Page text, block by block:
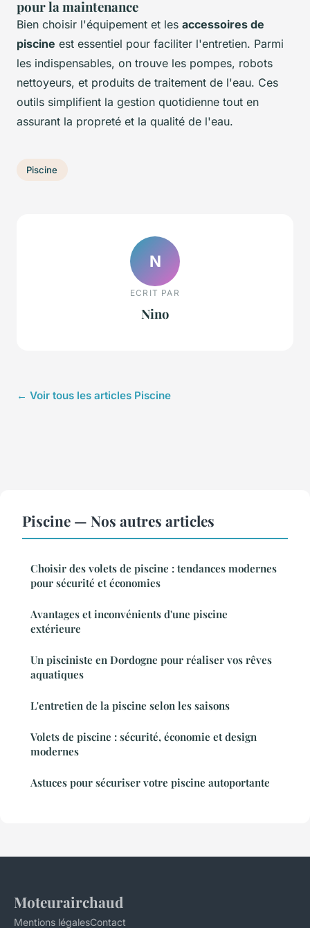
pour la maintenance
Bien choisir l'équipement et les accessoires de
piscine est essentiel pour faciliter l'entretien. Parmi
les indispensables, on trouve les pompes, robots
nettoyeurs, et produits de traitement de l'eau. Ces
outils simplifient la gestion quotidienne tout en
assurant la propreté et la qualité de l'eau.
Piscine
N
ECRIT PAR
Nino
← Voir tous les articles Piscine
Piscine — Nos autres articles
Choisir des volets de piscine : tendances modernes
pour sécurité et économies
Avantages et inconvénients d'une piscine
extérieure
Un pisciniste en Dordogne pour réaliser vos rêves
aquatiques
L'entretien de la piscine selon les saisons
Volets de piscine : sécurité, économie et design
modernes
Astuces pour sécuriser votre piscine autoportante
Moteurairchaud
Mentions légalesContact